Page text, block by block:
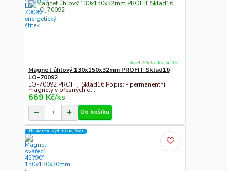
Magnet úhlový 130x150x32mm PROFIT Sklad16
LO-70092
LO-70092 PROFIT Sklad16 Popis: - permanentní
magnety v přesných o...
669 Kč/ks
Ihned-24h k odeslání 3 ks
Do košíku
Na Adresu,Výd.místo,Boxu